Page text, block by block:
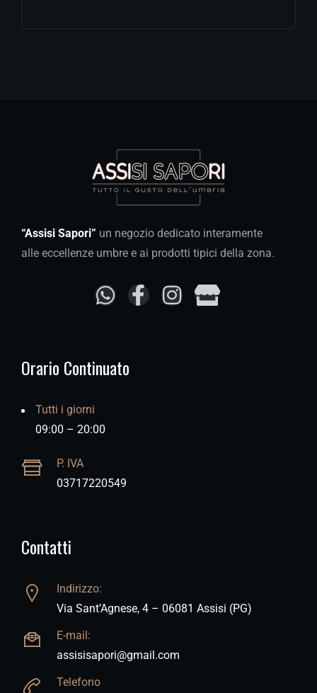
“Assisi Sapori” un negozio dedicato interamente
alle eccellenze umbre e ai prodotti tipici della zona.
Orario Continuato
Tutti i giorni
09:00 – 20:00
P. IVA
03717220549
Contatti
Indirizzo:
Via Sant’Agnese, 4 – 06081 Assisi (PG)
E-mail:
assisisapori@gmail.com
Telefono